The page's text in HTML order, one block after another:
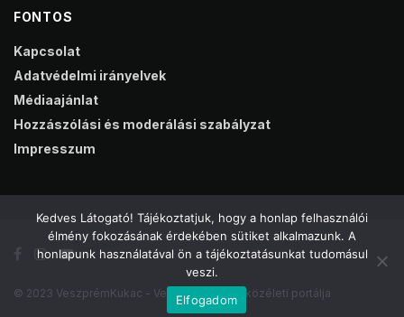
FONTOS
Kapcsolat
Adatvédelmi irányelvek
Médiaajánlat
Hozzászólási és moderálási szabályzat
Impresszum
© 2023 VeszprémKukac - Veszprém online közéleti portálja
Kedves Látogató! Tájékoztatjuk, hogy a honlap felhasználói
élmény fokozásának érdekében sütiket alkalmazunk. A
honlapunk használatával ön a tájékoztatásunkat tudomásul
veszi.
Elfogadom